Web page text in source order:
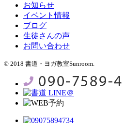
お知らせ
イベント情報
ブログ
生徒さんの声
お問い合わせ
© 2018 書道・ヨガ教室Sunroom.